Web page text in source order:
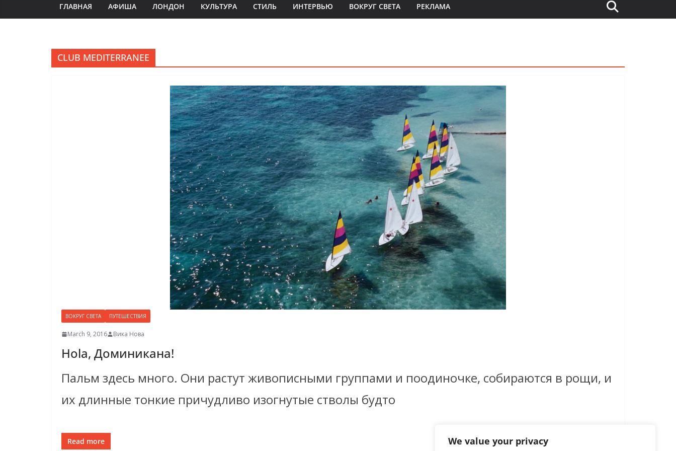
We value your privacy
ГЛАВНАЯ АФИША ЛОНДОН КУЛЬТУРА СТИЛЬ ИНТЕРВЬЮ ВОКРУГ СВЕТА РЕКЛАМА
CLUB MEDITERRANEE
ВОКРУГ СВЕТА ПУТЕШЕСТВИЯ
March 9, 2016 Вика Нова
Hola, Доминикана!
Пальм здесь много. Они растут живописными группами и поодиночке, собираются в рощи, и
их длинные тонкие причудливо изогнутые стволы будто
Read more